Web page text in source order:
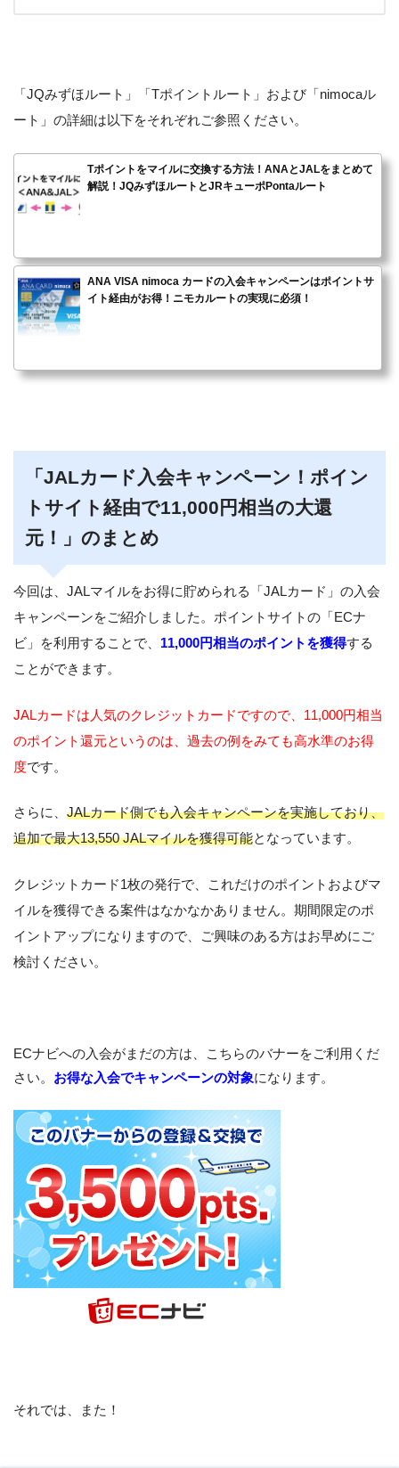
「JQみずほルート」「Tポイントルート」および「nimocaル
ート」の詳細は以下をそれぞれご参照ください。
Tポイントをマイルに交換する方法！ANAとJALをまとめて
解説！JQみずほルートとJRキューポPontaルート
ANA VISA nimoca カードの入会キャンペーンはポイントサ
イト経由がお得！ニモカルートの実現に必須！
「JALカード入会キャンペーン！ポイン
トサイト経由で11,000円相当の大還
元！」のまとめ
今回は、JALマイルをお得に貯められる「JALカード」の入会
キャンペーンをご紹介しました。ポイントサイトの「ECナ
ビ」を利用することで、 11,000円相当のポイントを獲得する
ことができます。
JALカードは人気のクレジットカードですので、11,000円相当
のポイント還元というのは、過去の例をみても高水準のお得
度です。
さらに、 JALカード側でも入会キャンペーンを実施しており、
追加で最大13,550 JALマイルを獲得可能となっています。
クレジットカード1枚の発行で、これだけのポイントおよびマ
イルを獲得できる案件はなかなかありません。期間限定のポ
イントアップになりますので、ご興味のある方はお早めにご
検討ください。
ECナビへの入会がまだの方は、こちらのバナーをご利用くだ
さい。 お得な入会でキャンペーンの対象になります。
それでは、また！